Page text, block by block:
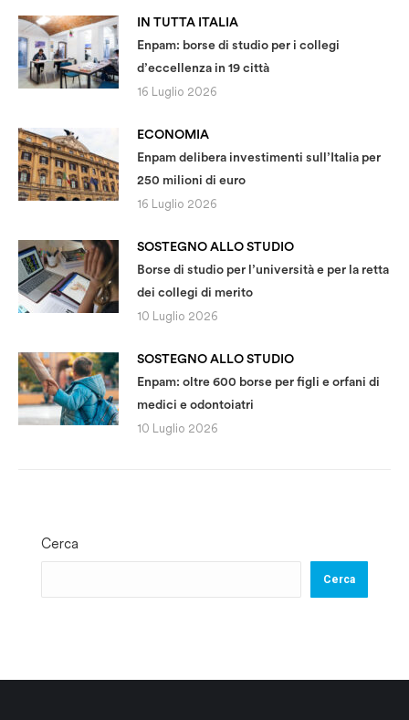
IN TUTTA ITALIA
Enpam: borse di studio per i collegi
d’eccellenza in 19 città
16 Luglio 2026
ECONOMIA
Enpam delibera investimenti sull’Italia per
250 milioni di euro
16 Luglio 2026
SOSTEGNO ALLO STUDIO
Borse di studio per l’università e per la retta
dei collegi di merito
10 Luglio 2026
SOSTEGNO ALLO STUDIO
Enpam: oltre 600 borse per figli e orfani di
medici e odontoiatri
10 Luglio 2026
Cerca
Cerca